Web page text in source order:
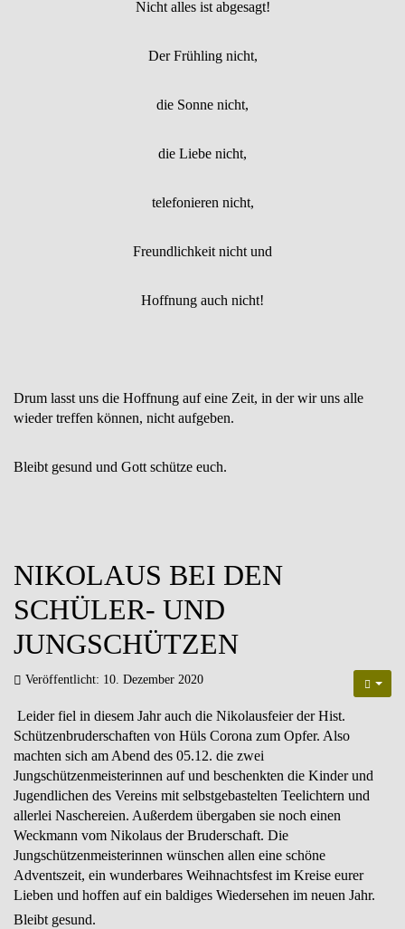
Nicht alles ist abgesagt!
Der Frühling nicht,
die Sonne nicht,
die Liebe nicht,
telefonieren nicht,
Freundlichkeit nicht und
Hoffnung auch nicht!
Drum lasst uns die Hoffnung auf eine Zeit, in der wir uns alle
wieder treffen können, nicht aufgeben.
Bleibt gesund und Gott schütze euch.
NIKOLAUS BEI DEN
SCHÜLER- UND
JUNGSCHÜTZEN
Veröffentlicht: 10. Dezember 2020
Leider fiel in diesem Jahr auch die Nikolausfeier der Hist.
Schützenbruderschaften von Hüls Corona zum Opfer. Also
machten sich am Abend des 05.12. die zwei
Jungschützenmeisterinnen auf und beschenkten die Kinder und
Jugendlichen des Vereins mit selbstgebastelten Teelichtern und
allerlei Naschereien. Außerdem übergaben sie noch einen
Weckmann vom Nikolaus der Bruderschaft. Die
Jungschützenmeisterinnen wünschen allen eine schöne
Adventszeit, ein wunderbares Weihnachtsfest im Kreise eurer
Lieben und hoffen auf ein baldiges Wiedersehen im neuen Jahr.
Bleibt gesund.